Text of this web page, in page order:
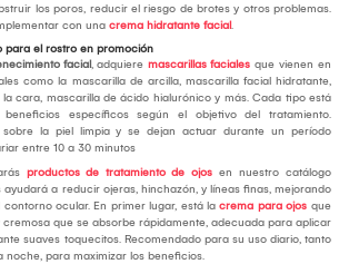
los poros, reducir el riesgo de brotes y otros problemas.
con una crema hidratante facial.
para el rostro en promoción
facial, adquiere mascarillas faciales que vienen en
como la mascarilla de arcilla, mascarilla facial hidratante,
cara, mascarilla de ácido hialurónico y más. Cada tipo está
específicos según el objetivo del tratamiento.
sobre la piel limpia y se dejan actuar durante un período
entre 10 a 30 minutos
productos de tratamiento de ojos en nuestro catálogo
ayudará a reducir ojeras, hinchazón, y líneas finas, mejorando
ocular. En primer lugar, está la crema para ojos que
que se absorbe rápidamente, adecuada para aplicar
suaves toquecitos. Recomendado para su uso diario, tanto
noche, para maximizar los beneficios.